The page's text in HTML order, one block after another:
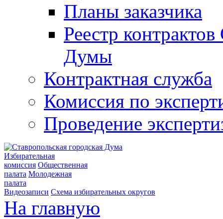
Планы заказчика
Реестр
Думы
Контрактная служба
Комиссия по
Проведение
Избирательная
комиссия Общественная
палата Молодежная
палата
Видеозаписи Схема избирательных округов
На главную